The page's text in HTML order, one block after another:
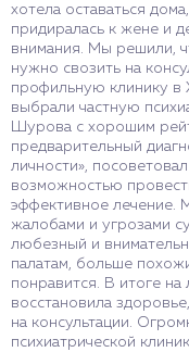
хотела оставаться
придиралась к жене и
внимания. Мы решили,
нужно свозить на
профильную клинику в
выбрали частную
Шурова с хорошим
предварительный
личности»,
возможностью
эффективное лечение.
жалобами и угрозами
любезный и
палатам, больше
понравится. В итоге
восстановила
на консультации.
психиатрической